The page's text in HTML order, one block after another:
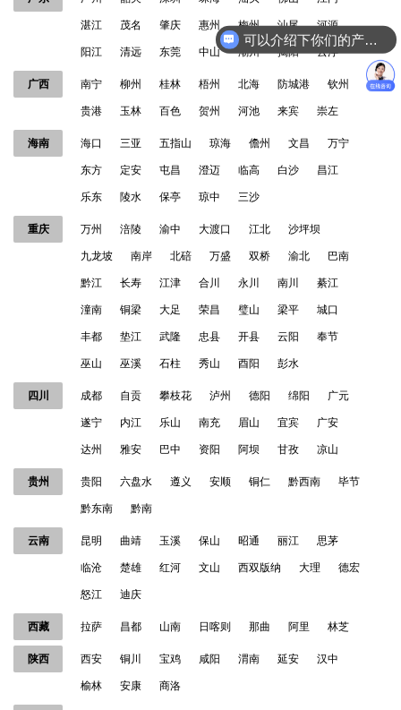
湛江
茂名 肇庆 惠州 梅州 汕尾
河源
阳江
清远 东莞 中山 潮州 揭阳 云浮
广西 南宁 柳州 桂林 梧州 北海 防城港
钦州
贵港
玉林 百色 贺州 河池 来宾 崇左
海南 海口 三亚 五指山 琼海 儋州 文昌
万宁
东方
定安 屯昌 澄迈 临高 白沙
昌江
乐东
陵水 保亭 琼中 三沙
重庆 万州 涪陵 渝中 大渡口 江北
沙坪坝
九龙坡
南岸 北碚 万盛 双桥 渝北
巴南
黔江
长寿 江津 合川 永川 南川
綦江
潼南
铜梁 大足 荣昌 璧山 梁平
城口
丰都
垫江 武隆 忠县 开县 云阳
奉节
巫山
巫溪 石柱 秀山 酉阳 彭水
四川 成都 自贡 攀枝花 泸州 德阳 绵阳
广元
遂宁
内江 乐山 南充 眉山 宜宾
广安
达州
雅安 巴中 资阳 阿坝 甘孜 凉山
贵州 贵阳 六盘水 遵义 安顺 铜仁 黔西南
毕节
黔东南
黔南
云南 昆明 曲靖 玉溪 保山 昭通 丽江
思茅
临沧
楚雄 红河 文山 西双版纳 大理
德宏
怒江
迪庆
西藏 拉萨 昌都 山南 日喀则 那曲 阿里 林芝
陕西 西安 铜川 宝鸡 咸阳 渭南 延安
汉中
榆林
安康 商洛
可以介绍下你们的产品么？